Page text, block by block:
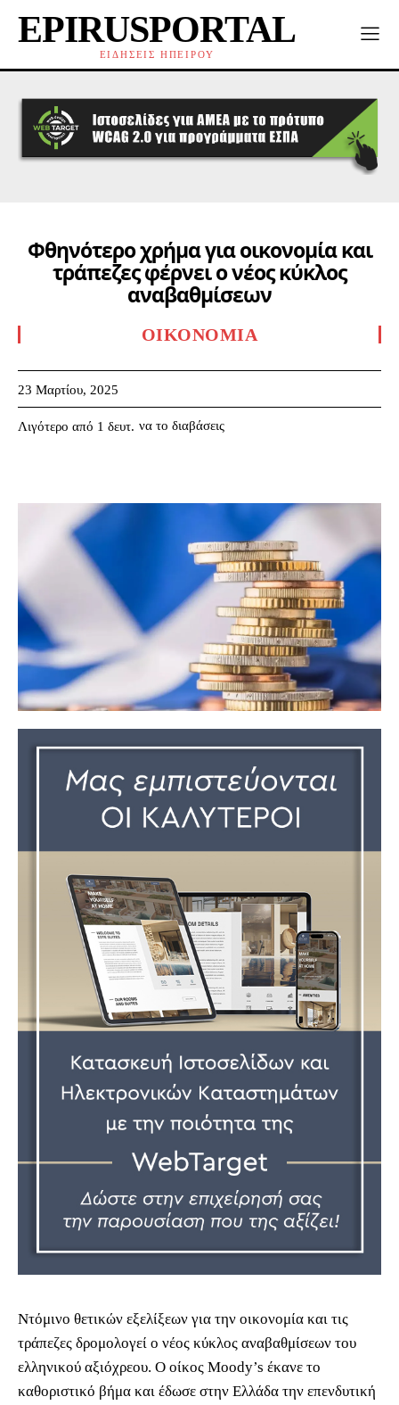
EPIRUSPORTAL
ΕΙΔΗΣΕΙΣ ΗΠΕΙΡΟΥ
Φθηνότερο χρήμα για οικονομία και
τράπεζες φέρνει ο νέος κύκλος
αναβαθμίσεων
ΟΙΚΟΝΟΜΊΑ
23 Μαρτίου, 2025
Λιγότερο από 1 δευτ. να το διαβάσεις
Ντόμινο θετικών εξελίξεων για την οικονομία και τις
τράπεζες δρομολογεί ο νέος κύκλος αναβαθμίσεων του
ελληνικού αξιόχρεου. O οίκος Moody’s έκανε το
καθοριστικό βήμα και έδωσε στην Ελλάδα την επενδυτική